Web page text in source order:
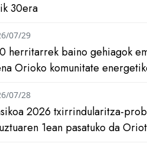
30era
herritarrek baino gehiagok
Orioko komunitate
07/29
2026 txirrindularitza-
1ean pasatuko da
07/28